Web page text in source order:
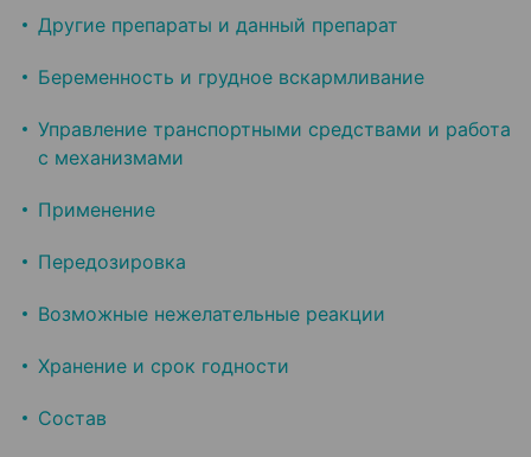
Другие препараты и данный препарат
Беременность и грудное вскармливание
Управление транспортными средствами и работа
с механизмами
Применение
Передозировка
Возможные нежелательные реакции
Хранение и срок годности
Состав